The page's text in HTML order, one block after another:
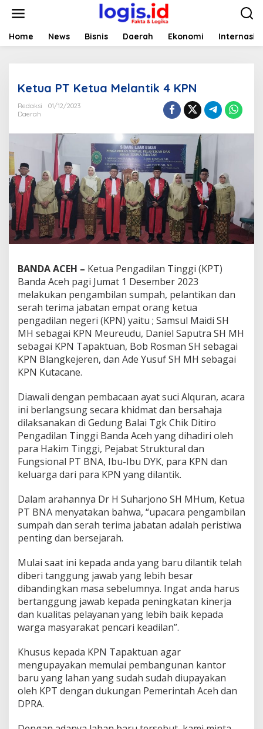
t
Home News Bisnis Daerah Ekonomi
Ketua PT Ketua Melantik 4 KPN
Redaksi
01/12/2023
Daerah
BANDA ACEH – Ketua Pengadilan Tinggi (KPT)
Banda Aceh pagi Jumat 1 Desember 2023
melakukan pengambilan sumpah, pelantikan dan
serah terima jabatan empat orang ketua
pengadilan negeri (KPN) yaitu ; Samsul Maidi SH
MH sebagai KPN Meureudu, Daniel Saputra SH MH
sebagai KPN Tapaktuan, Bob Rosman SH sebagai
KPN Blangkejeren, dan Ade Yusuf SH MH sebagai
KPN Kutacane.
Diawali dengan pembacaan ayat suci Alquran, acara
ini berlangsung secara khidmat dan bersahaja
dilaksanakan di Gedung Balai Tgk Chik Ditiro
Pengadilan Tinggi Banda Aceh yang dihadiri oleh
para Hakim Tinggi, Pejabat Struktural dan
Fungsional PT BNA, Ibu-Ibu DYK, para KPN dan
keluarga dari para KPN yang dilantik.
Dalam arahannya Dr H Suharjono SH MHum, Ketua
PT BNA menyatakan bahwa, “upacara pengambilan
sumpah dan serah terima jabatan adalah peristiwa
penting dan bersejarah.
Mulai saat ini kepada anda yang baru dilantik telah
diberi tanggung jawab yang lebih besar
dibandingkan masa sebelumnya. Ingat anda harus
bertanggung jawab kepada peningkatan kinerja
dan kualitas pelayanan yang lebih baik kepada
warga masyarakat pencari keadilan”.
Khusus kepada KPN Tapaktuan agar
mengupayakan memulai pembangunan kantor
baru yang lahan yang sudah sudah diupayakan
oleh KPT dengan dukungan Pemerintah Aceh dan
DPRA.